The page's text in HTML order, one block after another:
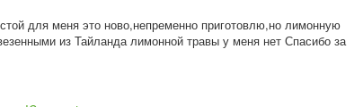
для меня это ново,непременно приготовлю,но лимонную
ыми из Тайланда лимонной травы у меня нет Спасибо за